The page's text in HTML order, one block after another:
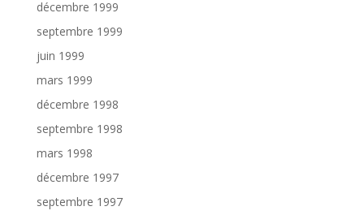
décembre 1999
septembre 1999
juin 1999
mars 1999
décembre 1998
septembre 1998
mars 1998
décembre 1997
septembre 1997